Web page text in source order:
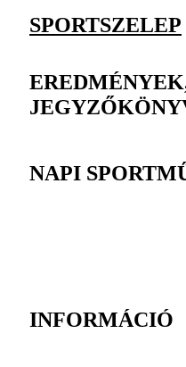
SPORTSZELEP
NAPI
INFORMÁCIÓ